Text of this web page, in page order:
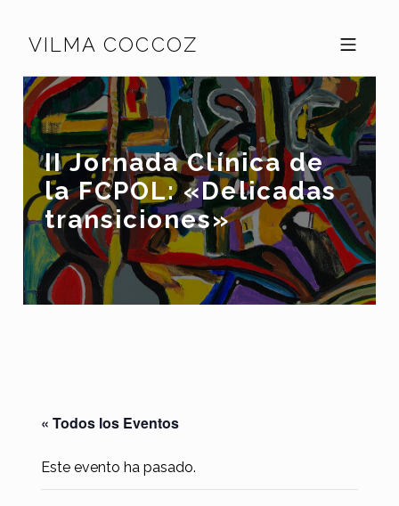
VILMA COCCOZ
MOBILE MENU
II Jornada Clínica de
la FCPOL: «Delicadas
transiciones»
« Todos los Eventos
Este evento ha pasado.